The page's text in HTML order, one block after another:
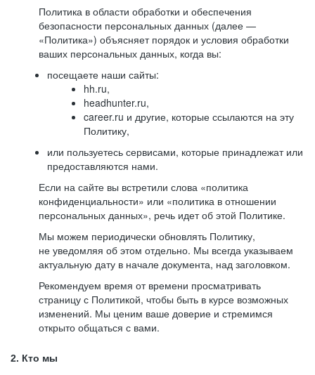
Политика в области обработки и обеспечения
безопасности персональных данных (далее —
«Политика») объясняет порядок и условия обработки
ваших персональных данных, когда вы:
посещаете наши сайты:
hh.ru,
headhunter.ru,
career.ru и другие, которые ссылаются на эту
Политику,
или пользуетесь сервисами, которые принадлежат или
предоставляются нами.
Если на сайте вы встретили слова «политика
конфиденциальности» или «политика в отношении
персональных данных», речь идет об этой Политике.
Мы можем периодически обновлять Политику,
не уведомляя об этом отдельно. Мы всегда указываем
актуальную дату в начале документа, над заголовком.
Рекомендуем время от времени просматривать
страницу с Политикой, чтобы быть в курсе возможных
изменений. Мы ценим ваше доверие и стремимся
открыто общаться с вами.
2. Кто мы